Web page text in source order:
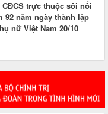
trực thuộc sôi nổi
năm ngày thành lập
nữ Việt Nam 20/10